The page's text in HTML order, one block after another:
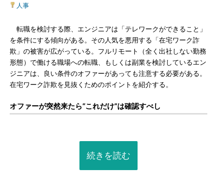
人事
転職を検討する際、エンジニアは「テレワークができること」
を条件にする傾向がある。その人気を悪用する「在宅ワーク詐
欺」の被害が広がっている。フルリモート（全く出社しない勤務
形態）で働ける職場への転職、もしくは副業を検討しているエン
ジニアは、良い条件のオファーがあっても注意する必要がある。
在宅ワーク詐欺を見抜くためのポイントを紹介する。
オファーが突然来たら“これだけ”は確認すべし
続きを読む